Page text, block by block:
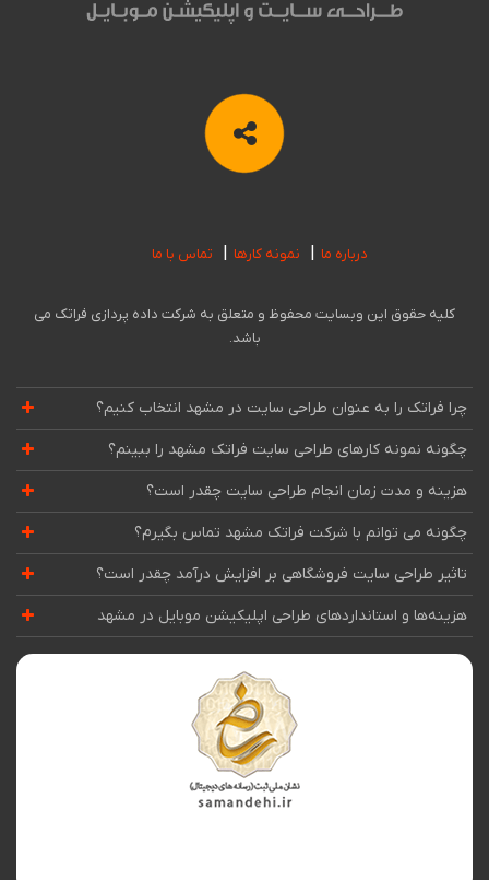
درباره ما نمونه کارها تماس با ما
کلیه حقوق این وبسایت محفوظ و متعلق به شرکت داده پردازی فراتک می
باشد.
چرا فراتک را به عنوان طراحی سایت در مشهد انتخاب کنیم؟
چگونه نمونه کارهای طراحی سایت فراتک مشهد را ببینم؟
هزینه و مدت زمان انجام طراحی سایت چقدر است؟
چگونه می توانم با شرکت فراتک مشهد تماس بگیرم؟
تاثیر طراحی سایت فروشگاهی بر افزایش درآمد چقدر است؟
هزینه‌ها و استانداردهای طراحی اپلیکیشن موبایل در مشهد